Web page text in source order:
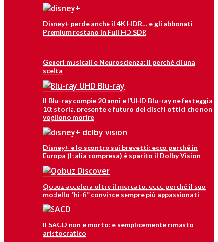
Disney+ perde anche il 4K HDR… e gli abbonati
Premium restano in Full HD SDR
Generi musicali e Neuroscienza: il perché di una
scelta
Il Blu-ray compie 20 anni e l’UHD Blu-ray ne festeggia
10: storia, presente e futuro dei dischi ottici che non
vogliono morire
Disney+ e lo scontro sui brevetti: ecco perché in
Europa (Italia compresa) è sparito il Dolby Vision
Qobuz accelera oltre il mercato: ecco perché il suo
modello “hi-fi” convince sempre più appassionati
Il SACD non è morto: è semplicemente rimasto
aristocratico